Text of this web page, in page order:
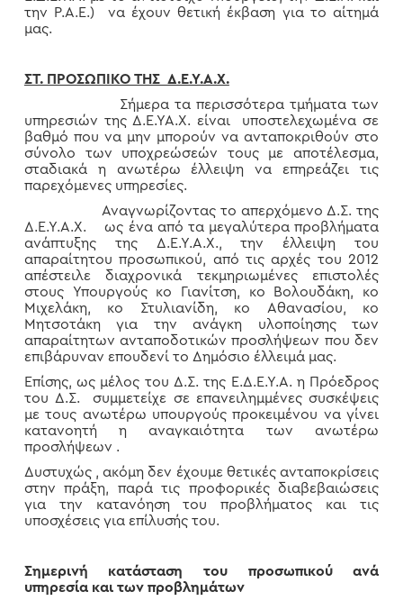
την Ρ.Α.Ε.) να έχουν θετική έκβαση για το αίτημά
μας.
ΣΤ. ΠΡΟΣΩΠΙΚΟ ΤΗΣ Δ.Ε.Υ.Α.Χ.
Σήμερα τα περισσότερα τμήματα των
υπηρεσιών της Δ.Ε.ΥΑ.Χ. είναι υποστελεχωμένα σε
βαθμό που να μην μπορούν να ανταποκριθούν στο
σύνολο των υποχρεώσεών τους με αποτέλεσμα,
σταδιακά η ανωτέρω έλλειψη να επηρεάζει τις
παρεχόμενες υπηρεσίες.
Αναγνωρίζοντας το απερχόμενο Δ.Σ. της
Δ.Ε.Υ.Α.Χ. ως ένα από τα μεγαλύτερα προβλήματα
ανάπτυξης της Δ.Ε.Υ.Α.Χ., την έλλειψη του
απαραίτητου προσωπικού, από τις αρχές του 2012
απέστειλε διαχρονικά τεκμηριωμένες επιστολές
στους Υπουργούς κο Γιανίτση, κο Βολουδάκη, κο
Μιχελάκη, κο Στυλιανίδη, κο Αθανασίου, κο
Μητσοτάκη για την ανάγκη υλοποίησης των
απαραίτητων ανταποδοτικών προσλήψεων που δεν
επιβάρυναν επουδενί το Δημόσιο έλλειμά μας.
Επίσης, ως μέλος του Δ.Σ. της Ε.Δ.Ε.Υ.Α. η Πρόεδρος
του Δ.Σ. συμμετείχε σε επανειλημμένες συσκέψεις
με τους ανωτέρω υπουργούς προκειμένου να γίνει
κατανοητή η αναγκαιότητα των ανωτέρω
προσλήψεων .
Δυστυχώς , ακόμη δεν έχουμε θετικές ανταποκρίσεις
στην πράξη, παρά τις προφορικές διαβεβαιώσεις
για την κατανόηση του προβλήματος και τις
υποσχέσεις για επίλυσής του.
Σημερινή κατάσταση του προσωπικού ανά
υπηρεσία και των προβλημάτων